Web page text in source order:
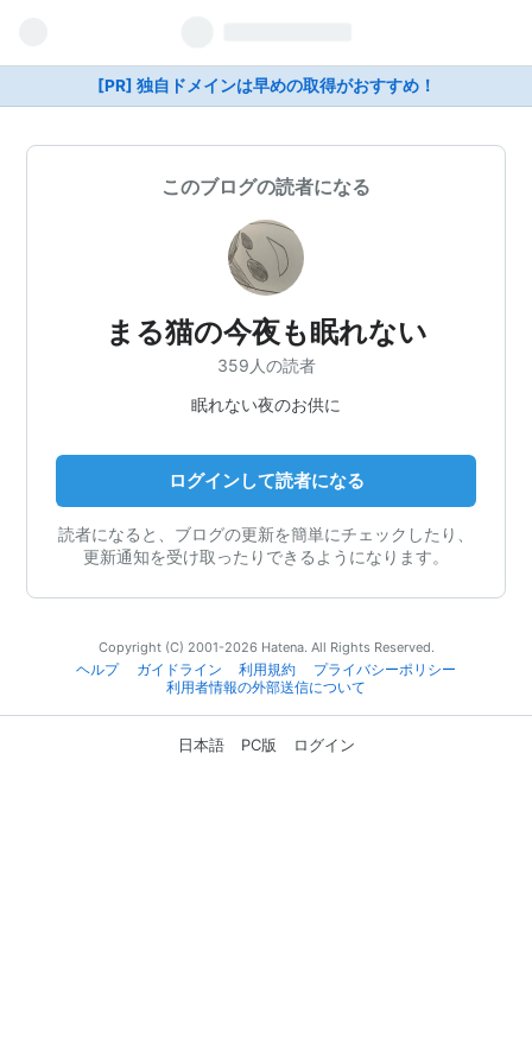
[PR] 独自ドメインは早めの取得がおすすめ！
このブログの読者になる
まる猫の今夜も眠れない
359人の読者
眠れない夜のお供に
ログインして読者になる
読者になると、ブログの更新を簡単にチェックしたり、
更新通知を受け取ったりできるようになります。
Copyright (C) 2001-2026 Hatena. All Rights Reserved.
ヘルプ
ガイドライン 利用規約
プライバシーポリシー
利用者情報の外部送信について
日本語 PC版 ログイン